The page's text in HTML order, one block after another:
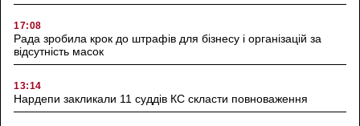
17:08
Рада зробила крок до штрафів для бізнесу і організацій за
відсутність масок
13:14
Нардепи закликали 11 суддів КС скласти повноваження